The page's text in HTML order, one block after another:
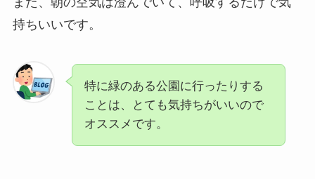
持ちいいです。
特に緑のある公園に行ったりする
ことは、とても気持ちがいいので
オススメです。